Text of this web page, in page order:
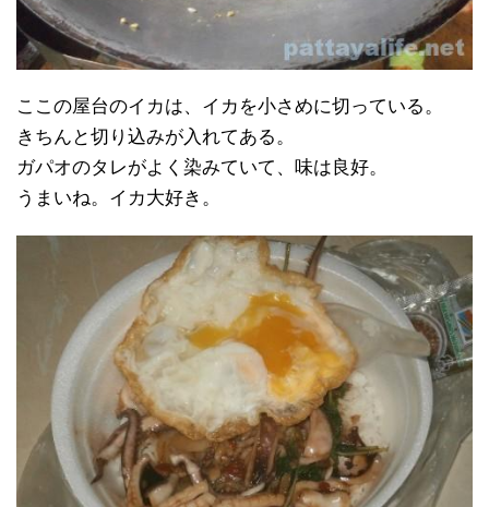
ここの屋台のイカは、イカを小さめに切っている。
きちんと切り込みが入れてある。
ガパオのタレがよく染みていて、味は良好。
うまいね。イカ大好き。